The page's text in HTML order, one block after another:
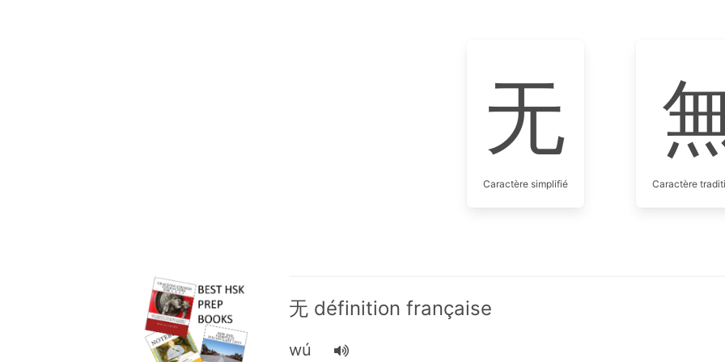
无
Caractère simplifié Caractère
无 définition française
wú